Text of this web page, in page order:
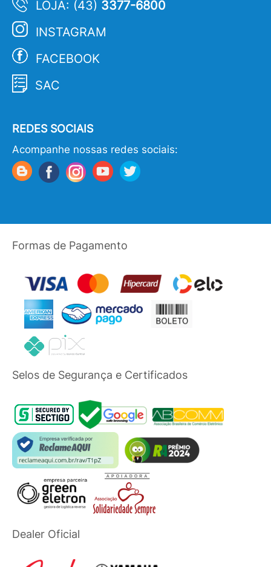
LOJA: (43) 3377-6800
INSTAGRAM
FACEBOOK
SAC
REDES SOCIAIS
Acompanhe nossas redes sociais:
Formas de Pagamento
Selos de Segurança e Certificados
Dealer Oficial